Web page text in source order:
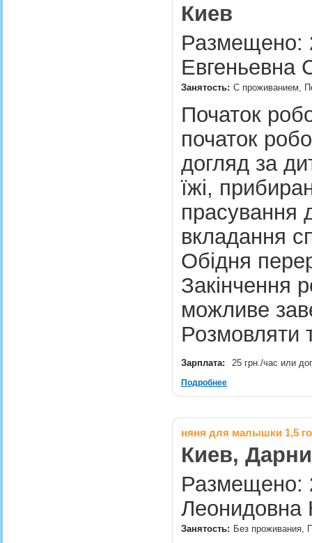
Киев
Размещено:
Евгеньевна
Занятость: С проживанием,
Початок
початок
догляд за
їжі,
прасування
вкладання
Обідня
Закінчення
можливе
Розмовляти
Зарплата: 25 грн./час или
Подробнее
няня для малышки 1,5
Киев,
Размещено:
Леонидовна
Занятость: Без проживания,